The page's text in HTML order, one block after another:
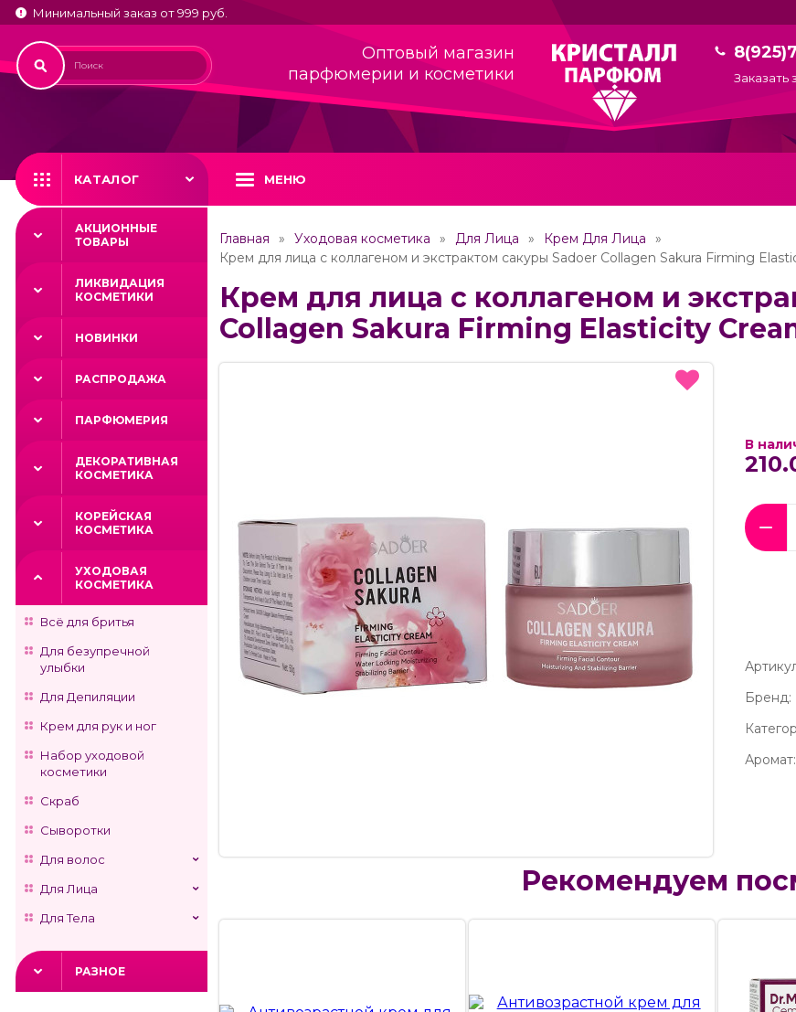
Минимальный заказ от 999 руб.
Оптовый магазин
парфюмерии и косметики
Заказать
КАТАЛОГ МЕНЮ
АКЦИОННЫЕ
ТОВАРЫ
ЛИКВИДАЦИЯ
КОСМЕТИКИ
НОВИНКИ
РАСПРОДАЖА
ПАРФЮМЕРИЯ
ДЕКОРАТИВНАЯ
КОСМЕТИКА
КОРЕЙСКАЯ
КОСМЕТИКА
УХОДОВАЯ
КОСМЕТИКА
Всё для бритья
Для безупречной
улыбки
Для Депиляции
Крем для рук и ног
Набор уходовой
косметики
Скраб
Сыворотки
Для волос
Для Лица
Для Тела
РАЗНОЕ
Главная Уходовая косметика Для Лица
Крем Для Лица
Крем для лица с коллагеном и экстрактом сакуры Sadoer Collagen Sakura Firming
Крем для лица с коллагеном и
Collagen Sakura Firming Elasticity
В
Бренд:
Аромат:
Рекомендуем